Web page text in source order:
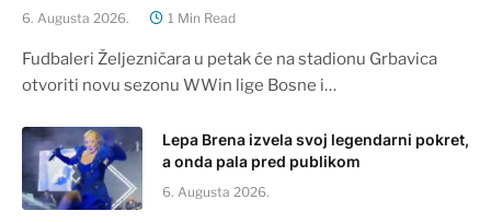
6. Augusta 2026. 1 Min Read
Fudbaleri Željezničara u petak će na stadionu Grbavica
otvoriti novu sezonu WWin lige Bosne i…
Lepa Brena izvela svoj legendarni pokret,
a onda pala pred publikom
6. Augusta 2026.